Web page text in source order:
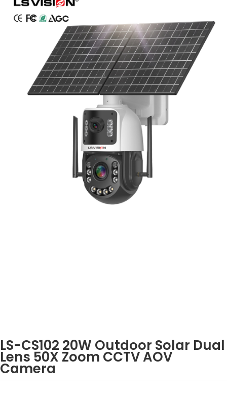
LS-CS102 20W Outdoor Solar Dual
Lens 50X Zoom CCTV AOV
Camera